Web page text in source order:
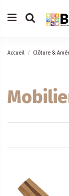
Accueil Clôture &